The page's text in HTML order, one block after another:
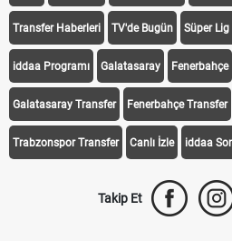
Transfer Haberleri TV'de Bugün Süper
iddaa Programı Galatasaray Fenerbahçe
Galatasaray Transfer Fenerbahçe Transfer
Trabzonspor Transfer Canlı İzle iddaa
Takip Et